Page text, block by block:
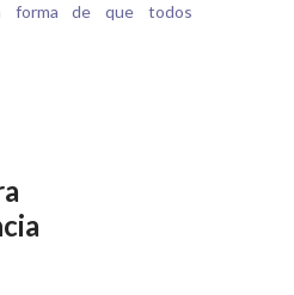
forma de que todos